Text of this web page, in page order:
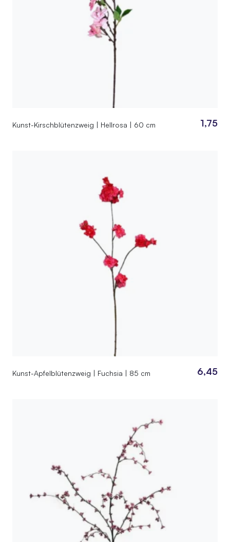
Kunst-Kirschblütenzweig | Hellrosa | 60 cm 1,75
Kunst-Apfelblütenzweig | Fuchsia | 85 cm 6,45